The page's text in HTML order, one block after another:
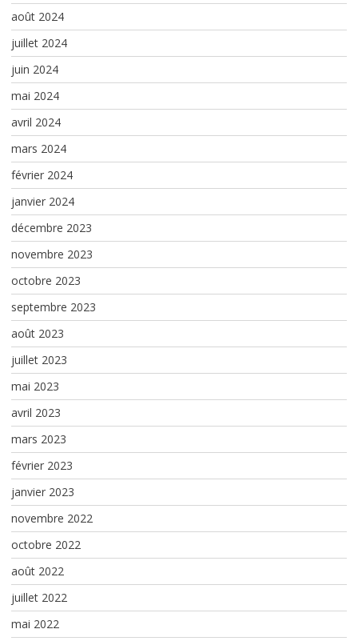
août 2024
juillet 2024
juin 2024
mai 2024
avril 2024
mars 2024
février 2024
janvier 2024
décembre 2023
novembre 2023
octobre 2023
septembre 2023
août 2023
juillet 2023
mai 2023
avril 2023
mars 2023
février 2023
janvier 2023
novembre 2022
octobre 2022
août 2022
juillet 2022
mai 2022